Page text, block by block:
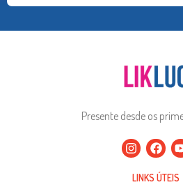
Presente desde os
LINKS ÚTEIS